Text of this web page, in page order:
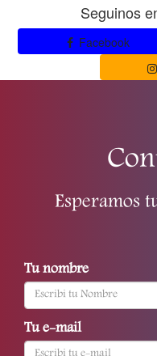
Seguinos
Facebook
Esperamos
Tu nombre
Tu e-mail